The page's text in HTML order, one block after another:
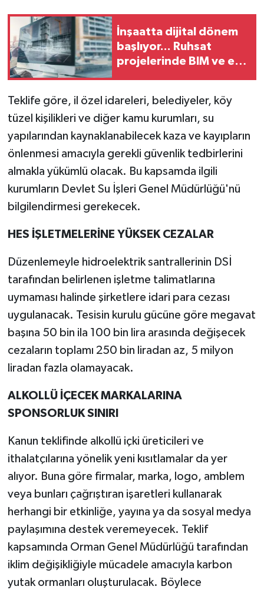
İnşaatta dijital dönem
başlıyor... Ruhsat
projelerinde BIM ve e-
Teklife göre, il özel idareleri, belediyeler, köy
tüzel kişilikleri ve diğer kamu kurumları, su
yapılarından kaynaklanabilecek kaza ve kayıpların
önlenmesi amacıyla gerekli güvenlik tedbirlerini
almakla yükümlü olacak. Bu kapsamda ilgili
kurumların Devlet Su İşleri Genel Müdürlüğü'nü
bilgilendirmesi gerekecek.
HES İŞLETMELERİNE YÜKSEK CEZALAR
Düzenlemeyle hidroelektrik santrallerinin DSİ
tarafından belirlenen işletme talimatlarına
uymaması halinde şirketlere idari para cezası
uygulanacak. Tesisin kurulu gücüne göre megavat
başına 50 bin ila 100 bin lira arasında değişecek
cezaların toplamı 250 bin liradan az, 5 milyon
liradan fazla olamayacak.
ALKOLLÜ İÇECEK MARKALARINA
SPONSORLUK SINIRI
Kanun teklifinde alkollü içki üreticileri ve
ithalatçılarına yönelik yeni kısıtlamalar da yer
alıyor. Buna göre firmalar, marka, logo, amblem
veya bunları çağrıştıran işaretleri kullanarak
herhangi bir etkinliğe, yayına ya da sosyal medya
paylaşımına destek veremeyecek. Teklif
kapsamında Orman Genel Müdürlüğü tarafından
iklim değişikliğiyle mücadele amacıyla karbon
yutak ormanları oluşturulacak. Böylece